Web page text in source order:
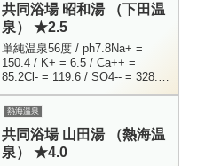
共同浴場 昭和湯 （下田温
泉） ★2.5
単純温泉56度 / ph7.8Na+ =
150.4 / K+ = 6.5 / Ca++ =
85.2Cl- = 119.6 / SO4-- = 328.8 /
HCO3- = 5...
熱海温泉
共同浴場 山田湯 （熱海温
泉） ★4.0